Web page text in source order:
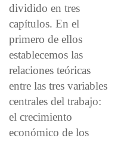
dividido en tres
capítulos. En el
primero de ellos
establecemos las
relaciones teóricas
entre las tres variables
centrales del trabajo:
el crecimiento
económico de los